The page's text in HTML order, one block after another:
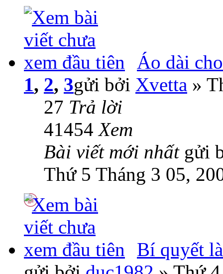
Áo dài
1, 2, 3gửi bởi Xvetta »
27 Trả lời
41454Xem
Bài viết mới nhất gửi
Thứ 5 Tháng 3 05,
Bí quyết